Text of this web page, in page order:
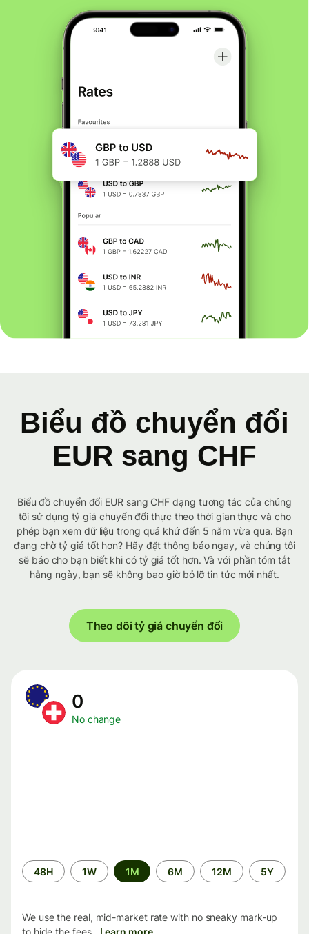
Biểu đồ chuyển đổi
EUR sang CHF
Biểu đồ chuyển đổi EUR sang CHF dạng tương tác của chúng
tôi sử dụng tỷ giá chuyển đổi thực theo thời gian thực và cho
phép bạn xem dữ liệu trong quá khứ đến 5 năm vừa qua. Bạn
đang chờ tỷ giá tốt hơn? Hãy đặt thông báo ngay, và chúng tôi
sẽ báo cho bạn biết khi có tỷ giá tốt hơn. Và với phần tóm tắt
hằng ngày, bạn sẽ không bao giờ bỏ lỡ tin tức mới nhất.
Theo dõi tỷ giá chuyển đổi
0
No change
Time
period
48H 1W 1M 6M 12M 5Y
We use the real, mid-market rate with no sneaky mark-up